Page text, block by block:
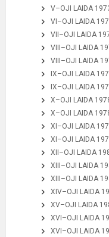
V–OJI LAIDA
VI–OJI LAIDA
VII–OJI LAIDA
VIII–OJI LAIDA
VIII–OJI LAIDA
IX–OJI LAIDA
IX–OJI LAIDA
X–OJI LAIDA
X–OJI LAIDA
XI–OJI LAIDA
XI–OJI LAIDA
XII–OJI LAIDA
XIII–OJI LAIDA
XIII–OJI LAIDA
XIV–OJI LAIDA
XV–OJI LAIDA
XVI–OJI LAIDA
XVI–OJI LAIDA